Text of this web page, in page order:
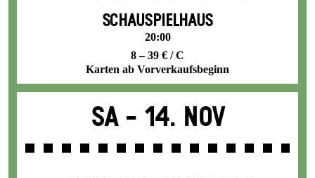
SCHAUSPIELHAUS
20:00
8 – 39 € / C
Karten ab Vorverkaufsbeginn
Sa - 14. Nov